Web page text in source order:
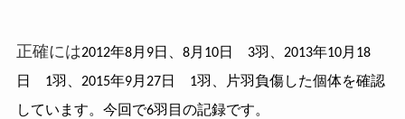
正確には2012年8月9日、8月10日 3羽、2013年10月18
日 1羽、2015年9月27日 1羽、片羽負傷した個体を確認
しています。今回で6羽目の記録です。